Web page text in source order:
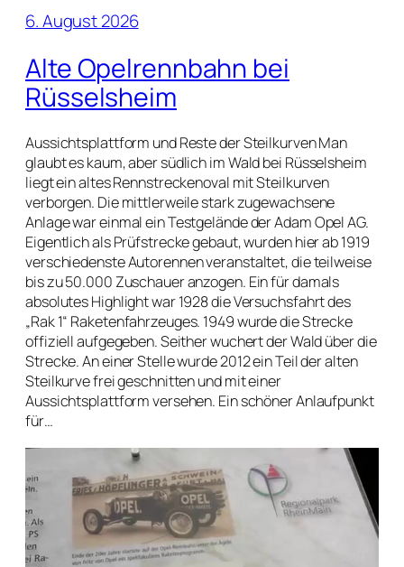
6. August 2026
Alte Opelrennbahn bei
Rüsselsheim
Aussichtsplattform und Reste der Steilkurven Man
glaubt es kaum, aber südlich im Wald bei Rüsselsheim
liegt ein altes Rennstreckenoval mit Steilkurven
verborgen. Die mittlerweile stark zugewachsene
Anlage war einmal ein Testgelände der Adam Opel AG.
Eigentlich als Prüfstrecke gebaut, wurden hier ab 1919
verschiedenste Autorennen veranstaltet, die teilweise
bis zu 50.000 Zuschauer anzogen. Ein für damals
absolutes Highlight war 1928 die Versuchsfahrt des
„Rak 1“ Raketenfahrzeuges. 1949 wurde die Strecke
offiziell aufgegeben. Seither wuchert der Wald über die
Strecke. An einer Stelle wurde 2012 ein Teil der alten
Steilkurve frei geschnitten und mit einer
Aussichtsplattform versehen. Ein schöner Anlaufpunkt
für…